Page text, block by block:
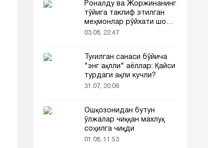
Роналду ва Жоржинанинг
тўйига таклиф этилган
меҳмонлар рўйхати шов-
шувда
03.08, 22:47
Туғилган санаси бўйича
"энг ақлли" аёллар: Қайси
турдаги ақли кучли?
31.07, 20:06
Ошқозонидан бутун
ўлжалар чиққан махлуқ
соҳилга чиқди
01.08, 11:53